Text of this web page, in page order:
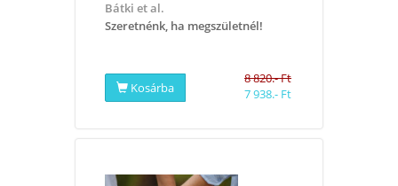
Bátki et al.
Szeretnénk, ha megszületnél!
Kosárba
8 820.- Ft
7 938.- Ft